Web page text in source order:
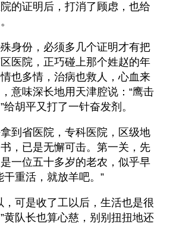
的证明后，打消了顾虑，也给
身份，必须多几个证明才有把
医院，正巧碰上那个姓赵的年
也多情，治病也救人，心血来
意味深长地用天津腔说：“鹰击
胡平又打了一针奋发剂。
到省医院，专科医院，区级地
，已是无懈可击。第一关，先
一位五十多岁的老农，似乎早
干重活，就放羊吧。”
，可是收了工以后，生活也是很
黄队长也算心慈，别别扭扭地还